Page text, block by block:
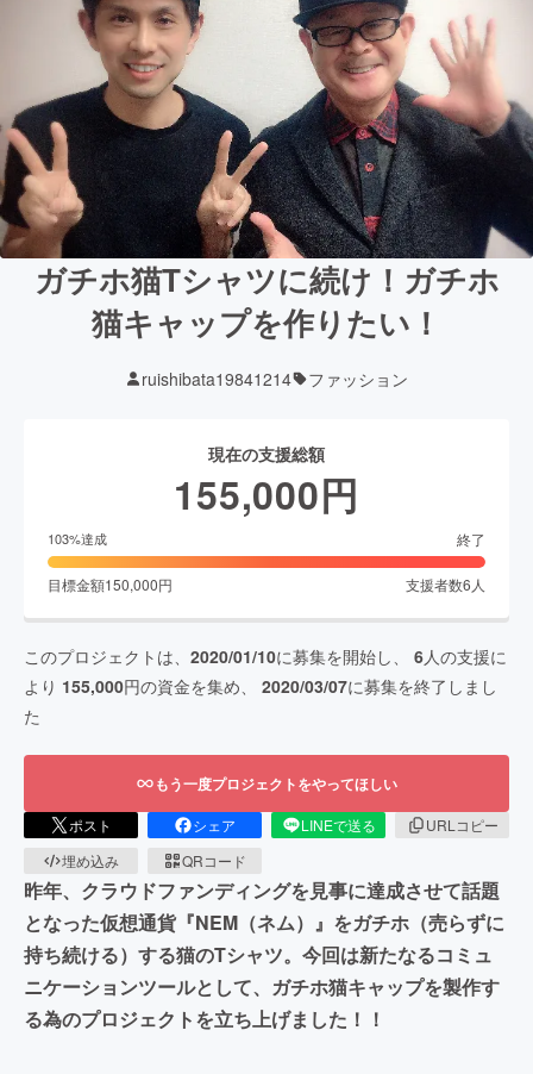
ガチホ猫Tシャツに続け！ガチホ
猫キャップを作りたい！
ruishibata19841214 ファッション
現在の支援総額
155,000円
103%達成 終了
目標金額150,000円 支援者数6 人
このプロジェクトは、 2020/01/10に募集を開始し、 6人の支援に
より 155,000円の資金を集め、 2020/03/07に募集を終了しまし
た
もう一度プロジェクトをやってほしい
ポスト シェア LINEで送る
URLコピー
埋め込み
QRコード
昨年、クラウドファンディングを見事に達成させて話題
となった仮想通貨『NEM（ネム）』をガチホ（売らずに
持ち続ける）する猫のTシャツ。今回は新たなるコミュ
ニケーションツールとして、ガチホ猫キャップを製作す
る為のプロジェクトを立ち上げました！！